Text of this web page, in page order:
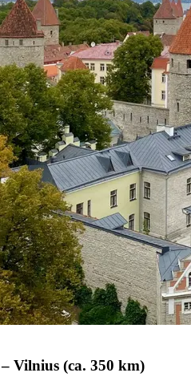
Vilnius (ca. 350 km)